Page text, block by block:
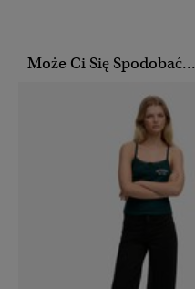
Może Ci Się Spodobać...